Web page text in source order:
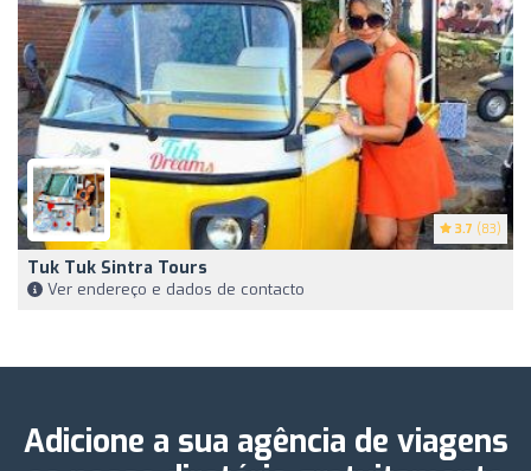
3.7 (83)
Tuk Tuk Sintra Tours
Ver endereço e dados de contacto
Adicione a sua agência de viagens